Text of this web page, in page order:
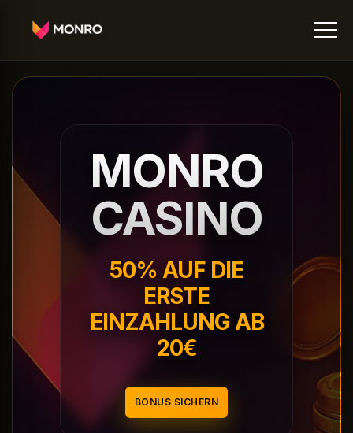
MONRO
CASINO
50% AUF DIE
ERSTE
EINZAHLUNG AB
20€
BONUS SICHERN